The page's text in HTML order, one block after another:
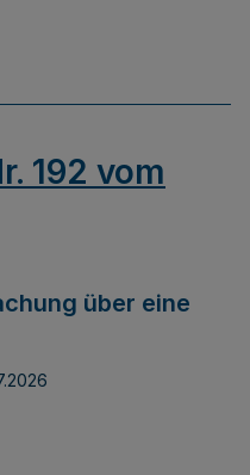
192 vom
über eine